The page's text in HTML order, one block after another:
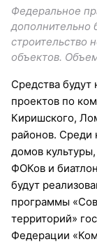
Федеральное
дополнительно
строительство
объектов.
Средства будут
проектов по
Киришского,
районов. Среди
домов
ФОКов и
будут
программы
территорий»
Федерации